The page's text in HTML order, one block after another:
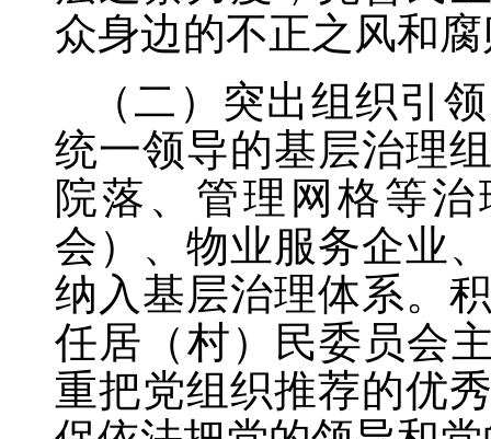
众身边的不正之风和
（二）突出组织引
统一领导的基层治理
院落、管理网格等
会）、物业服务企业
纳入基层治理体系。
任居（村）民委员会
重把党组织推荐的优